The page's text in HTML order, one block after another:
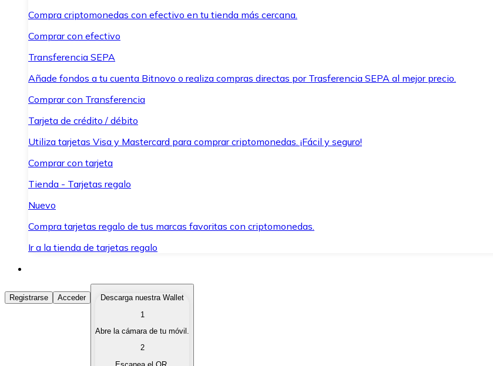
Compra criptomonedas con efectivo en tu tienda más cercana.
Comprar con efectivo
Transferencia SEPA
Añade fondos a tu cuenta Bitnovo o realiza compras directas por Trasferencia SEPA al mejor precio.
Comprar con Transferencia
Tarjeta de crédito / débito
Utiliza tarjetas Visa y Mastercard para comprar criptomonedas. ¡Fácil y seguro!
Comprar con tarjeta
Tienda - Tarjetas regalo
Nuevo
Compra tarjetas regalo de tus marcas favoritas con criptomonedas.
Ir a la tienda de tarjetas regalo
Comprar Criptomonedas
Compra criptomonedas con diferentes métodos de pago.
Vende tus criptomonedas de forma rápida y segura.
Registrarse Acceder
Descarga nuestra Wallet
1
Abre la cámara de tu móvil.
2